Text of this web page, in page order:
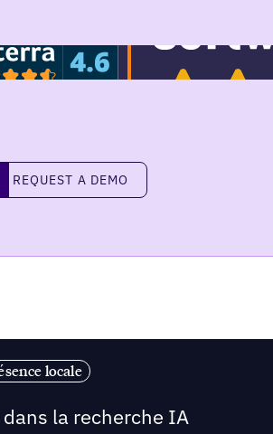
a demo
REQUEST A DEMO
locale
la recherche IA